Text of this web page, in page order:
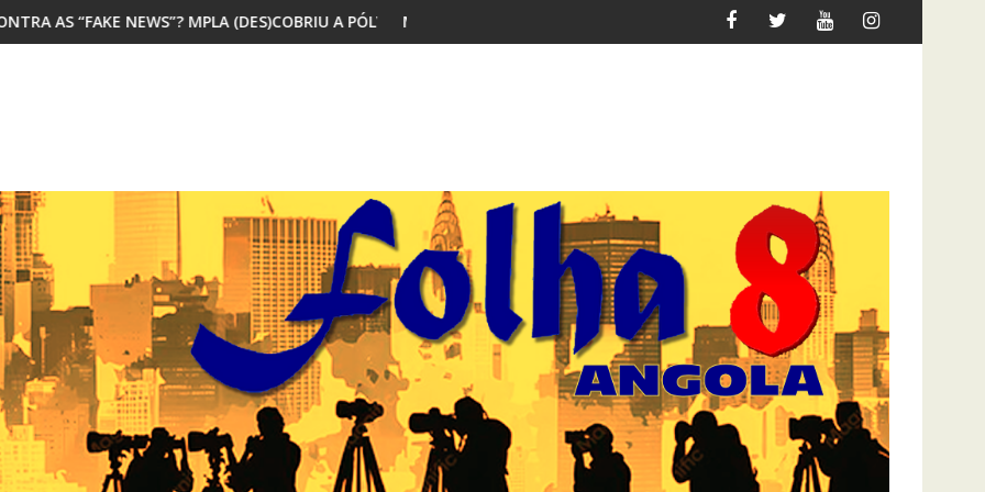
(DES)COBRIU A PÓLVORAMAIORIA DOS JOVENS AFRICANOS QUER MIGRAR ATAQUE À UNITEL AINDA AFECTA A VIDA